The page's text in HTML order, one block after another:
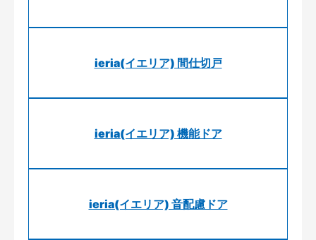
ieria(イエリア) 間仕切戸
ieria(イエリア) 機能ドア
ieria(イエリア) 音配慮ドア